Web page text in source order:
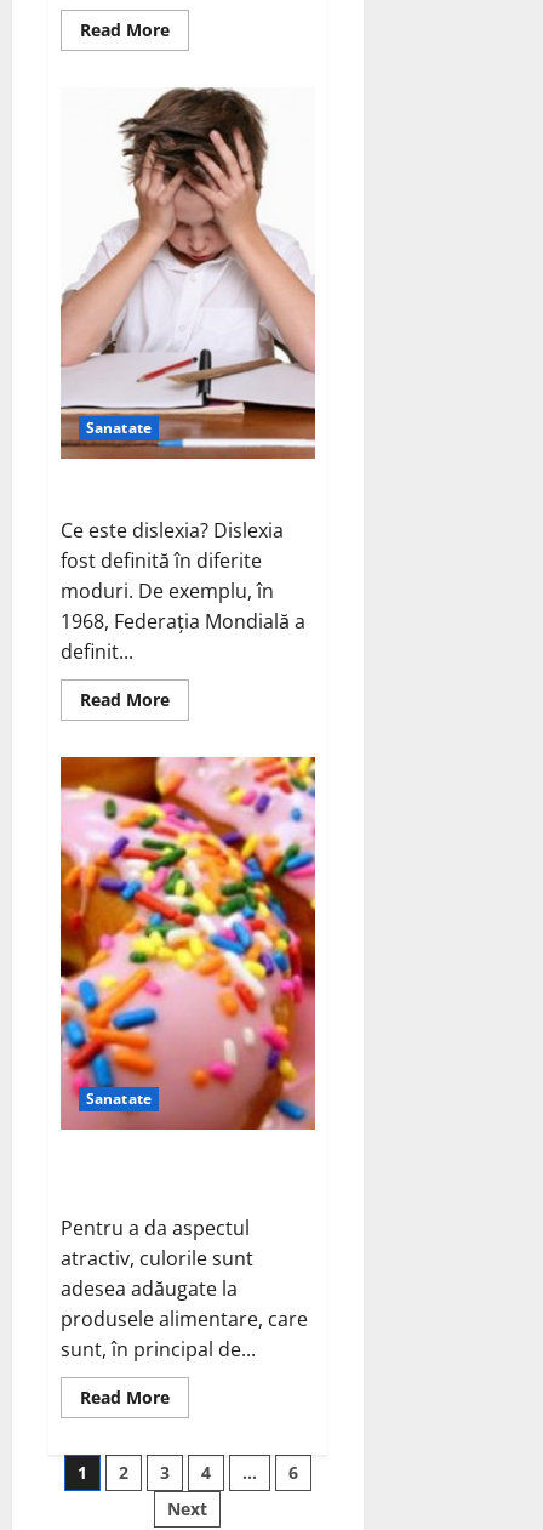
Read MoreRead
more
sanatos
Sanatate
Ce este dislexia? Dislexia
fost definită în diferite
moduri. De exemplu, în
1968, Federația Mondială a
definit...
Read MoreRead
more
intelegem
dislexia
Sanatate
Pentru a da aspectul
atractiv, culorile sunt
adesea adăugate la
produsele alimentare, care
sunt, în principal de...
Read MoreRead
more
alimentari
si
sanatatea
Posts
1 2 3 4 …
6
Next